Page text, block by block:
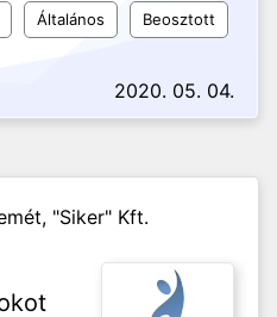
Általános Beosztott
2020. 05. 04.
"Siker" Kft.